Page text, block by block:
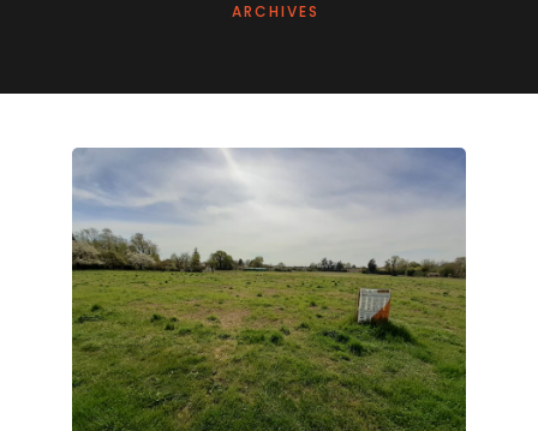
ARCHIVES